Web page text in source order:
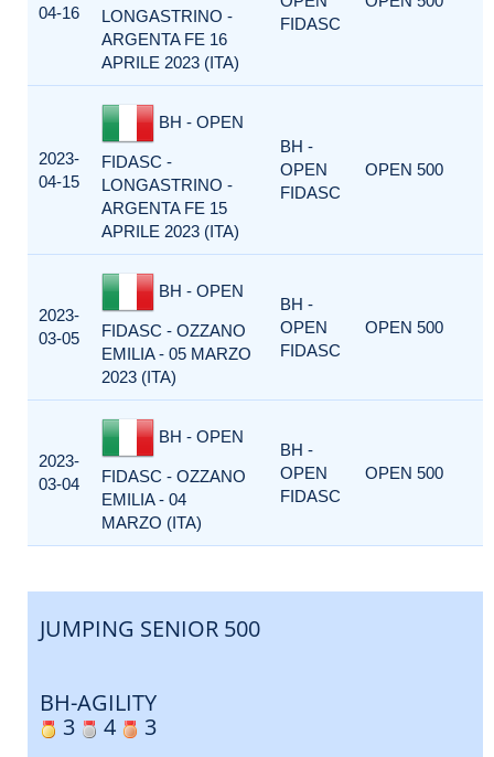
04-16
LONGASTRINO -
ARGENTA FE 16
APRILE 2023 (ITA)
FIDASC
2023-
04-15
BH - OPEN
FIDASC -
LONGASTRINO -
ARGENTA FE 15
APRILE 2023 (ITA)
BH -
OPEN
FIDASC
OPEN 500
2023-
03-05
BH - OPEN
FIDASC - OZZANO
EMILIA - 05 MARZO
2023 (ITA)
BH -
OPEN
FIDASC
OPEN 500
2023-
03-04
BH - OPEN
FIDASC - OZZANO
EMILIA - 04
MARZO (ITA)
BH -
OPEN
FIDASC
OPEN 500
JUMPING SENIOR 500
BH-AGILITY
3
4 3